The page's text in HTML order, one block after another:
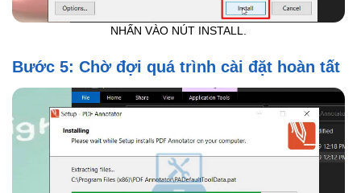
NHẤN VÀO NÚT INSTALL.
Bước 5: Chờ đợi quá trình cài đặt hoàn tất